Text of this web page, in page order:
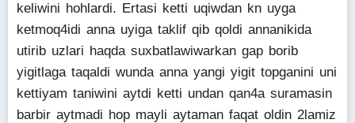
keliwini hohlardi. Ertasi ketti uqiwdan kn uyga
ketmoq4idi anna uyiga taklif qib qoldi annanikida
utirib uzlari haqda suxbatlawiwarkan gap borib
yigitlaga taqaldi wunda anna yangi yigit topganini uni
kettiyam taniwini aytdi ketti undan qan4a suramasin
barbir aytmadi hop mayli aytaman faqat oldin 2lamiz